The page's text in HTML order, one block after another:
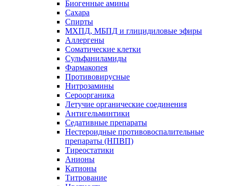
Биогенные амины
Сахара
Спирты
МХПД, МБПД и глицидиловые эфиры
Аллергены
Соматические клетки
Сульфаниламиды
Фармакопея
Противовирусные
Нитрозамины
Сероорганика
Летучие органические соединения
Антигельминтики
Седативные препараты
Нестероидные противовоспалительные
препараты (НПВП)
Тиреостатики
Анионы
Катионы
Титрование